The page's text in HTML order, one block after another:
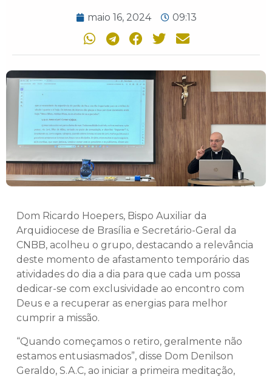
maio 16, 2024 09:13
Dom Ricardo Hoepers, Bispo Auxiliar da
Arquidiocese de Brasília e Secretário-Geral da
CNBB, acolheu o grupo, destacando a relevância
deste momento de afastamento temporário das
atividades do dia a dia para que cada um possa
dedicar-se com exclusividade ao encontro com
Deus e a recuperar as energias para melhor
cumprir a missão.
“Quando começamos o retiro, geralmente não
estamos entusiasmados”, disse Dom Denilson
Geraldo, S.A.C, ao iniciar a primeira meditação,